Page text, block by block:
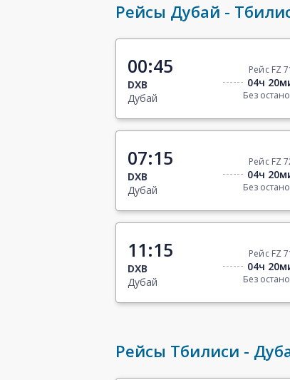
Рейсы Дубай -
00:45
DXB
Дубай
Рейс FZ
04ч
Без
07:15
DXB
Дубай
Рейс FZ
04ч
Без
11:15
DXB
Дубай
Рейс FZ
04ч
Без
Рейсы Тбилиси -